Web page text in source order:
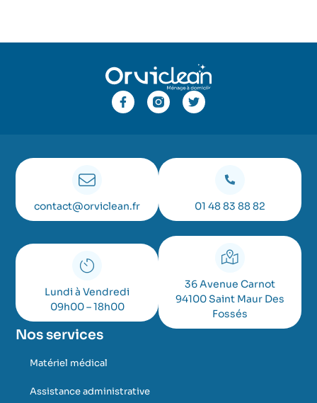
contact@orviclean.fr 01 48 83 88 82
Lundi à Vendredi
09h00 – 18h00
36 Avenue Carnot
94100 Saint Maur Des
Fossés
Nos services
Matériel médical
Assistance administrative